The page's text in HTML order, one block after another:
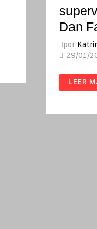
Dan
por
29/01/
FANTE.
UN
LEER